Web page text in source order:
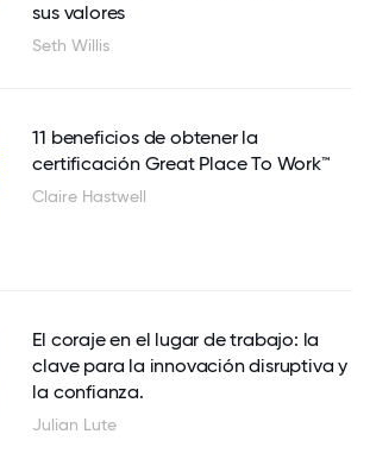
sus valores
Seth Willis
11 beneficios de obtener la
certificación Great Place To Work™
Claire Hastwell
El coraje en el lugar de trabajo: la
clave para la innovación disruptiva y
la confianza.
Julian Lute